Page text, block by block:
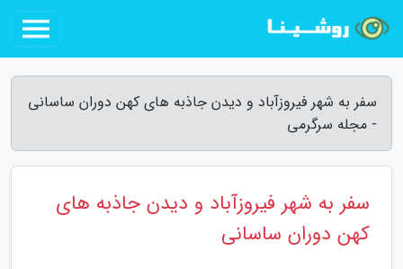
سفر به شهر فیروزآباد و دیدن جاذبه های کهن دوران ساسانی
- مجله سرگرمی
سفر به شهر فیروزآباد و دیدن جاذبه های
کهن دوران ساسانی